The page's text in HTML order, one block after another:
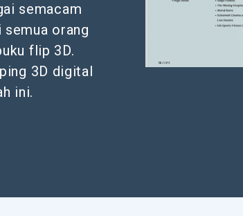
semacam
orang
flip 3D.
3D digital
ini.